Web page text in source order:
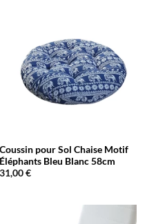
Coussin pour Sol Chaise Motif
Éléphants Bleu Blanc 58cm
31,00€